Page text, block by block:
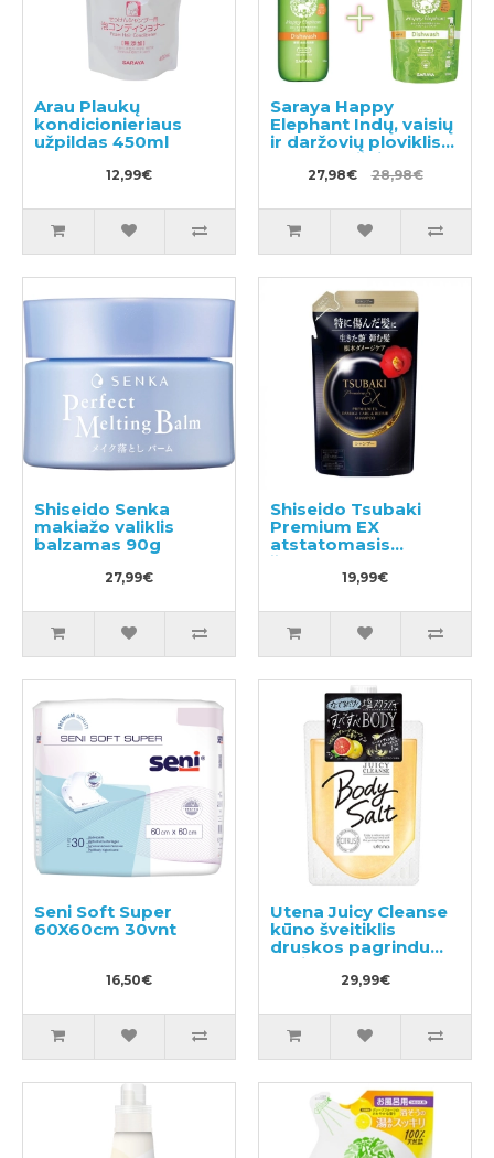
Arau Plaukų
kondicionieriaus
užpildas 450ml
12,99€
Saraya Happy
Elephant Indų, vaisių
ir daržovių ploviklis
300ml + užpildas
500ml27,98€ 28,98€
Shiseido Senka
makiažo valiklis
balzamas 90g
27,99€
Shiseido Tsubaki
Premium EX
atstatomasis
šampūnas
pažeistiems
300ml
19,99€
Seni Soft Super
60X60cm 30vnt
16,50€
Utena Juicy Cleanse
kūno šveitiklis
druskos pagrindu
greipfruto aromatas
29,99€